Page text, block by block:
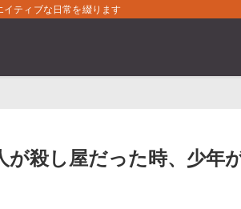
ティブな日常を綴ります
が殺し屋だった時、少年